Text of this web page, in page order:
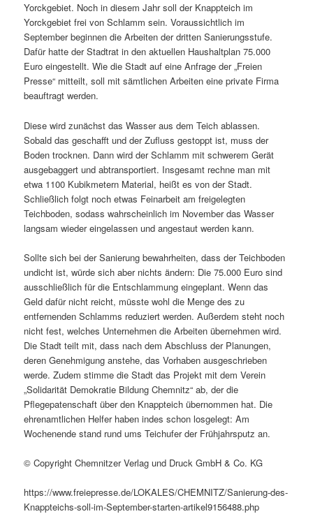
Yorckgebiet. Noch in diesem Jahr soll der Knappteich im
Yorckgebiet frei von Schlamm sein. Voraussichtlich im
September beginnen die Arbeiten der dritten Sanierungsstufe.
Dafür hatte der Stadtrat in den aktuellen Haushaltplan 75.000
Euro eingestellt. Wie die Stadt auf eine Anfrage der „Freien
Presse“ mitteilt, soll mit sämtlichen Arbeiten eine private Firma
beauftragt werden.
Diese wird zunächst das Wasser aus dem Teich ablassen.
Sobald das geschafft und der Zufluss gestoppt ist, muss der
Boden trocknen. Dann wird der Schlamm mit schwerem Gerät
ausgebaggert und abtransportiert. Insgesamt rechne man mit
etwa 1100 Kubikmetern Material, heißt es von der Stadt.
Schließlich folgt noch etwas Feinarbeit am freigelegten
Teichboden, sodass wahrscheinlich im November das Wasser
langsam wieder eingelassen und angestaut werden kann.
Sollte sich bei der Sanierung bewahrheiten, dass der Teichboden
undicht ist, würde sich aber nichts ändern: Die 75.000 Euro sind
ausschließlich für die Entschlammung eingeplant. Wenn das
Geld dafür nicht reicht, müsste wohl die Menge des zu
entfernenden Schlamms reduziert werden. Außerdem steht noch
nicht fest, welches Unternehmen die Arbeiten übernehmen wird.
Die Stadt teilt mit, dass nach dem Abschluss der Planungen,
deren Genehmigung anstehe, das Vorhaben ausgeschrieben
werde. Zudem stimme die Stadt das Projekt mit dem Verein
„Solidarität Demokratie Bildung Chemnitz“ ab, der die
Pflegepatenschaft über den Knappteich übernommen hat. Die
ehrenamtlichen Helfer haben indes schon losgelegt: Am
Wochenende stand rund ums Teichufer der Frühjahrsputz an.
© Copyright Chemnitzer Verlag und Druck GmbH & Co. KG
https://www.freiepresse.de/LOKALES/CHEMNITZ/Sanierung-des-
Knappteichs-soll-im-September-starten-artikel9156488.php